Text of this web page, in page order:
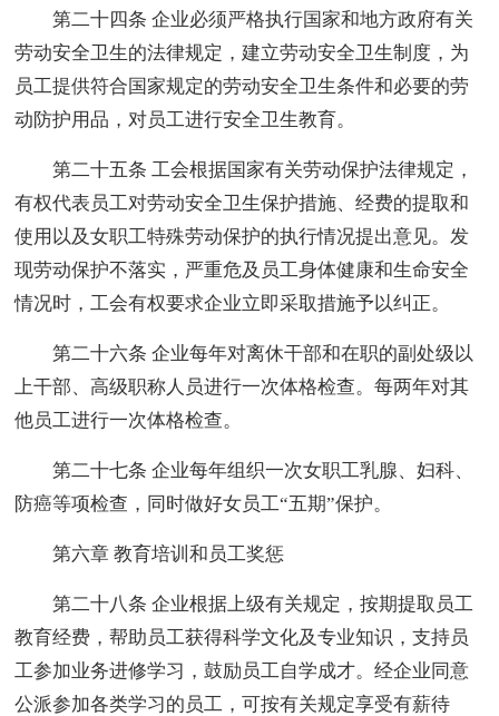
第二十四条 企业必须严格执行国家和地方政府有关
劳动安全卫生的法律规定，建立劳动安全卫生制度，为
员工提供符合国家规定的劳动安全卫生条件和必要的劳
动防护用品，对员工进行安全卫生教育。
第二十五条 工会根据国家有关劳动保护法律规定，
有权代表员工对劳动安全卫生保护措施、经费的提取和
使用以及女职工特殊劳动保护的执行情况提出意见。发
现劳动保护不落实，严重危及员工身体健康和生命安全
情况时，工会有权要求企业立即采取措施予以纠正。
第二十六条 企业每年对离休干部和在职的副处级以
上干部、高级职称人员进行一次体格检查。每两年对其
他员工进行一次体格检查。
第二十七条 企业每年组织一次女职工乳腺、妇科、
防癌等项检查，同时做好女员工“五期”保护。
第六章 教育培训和员工奖惩
第二十八条 企业根据上级有关规定，按期提取员工
教育经费，帮助员工获得科学文化及专业知识，支持员
工参加业务进修学习，鼓励员工自学成才。经企业同意
公派参加各类学习的员工，可按有关规定享受有薪待